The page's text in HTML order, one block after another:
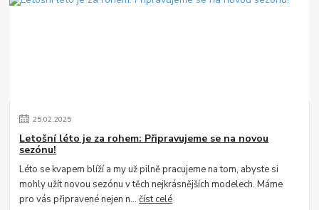
25.02.2025
Letošní léto je za rohem: Připravujeme se na novou
sezónu!
Léto se kvapem blíží a my už pilně pracujeme na tom, abyste si
mohly užít novou sezónu v těch nejkrásnějších modelech. Máme
pro vás připravené nejen n...číst celé